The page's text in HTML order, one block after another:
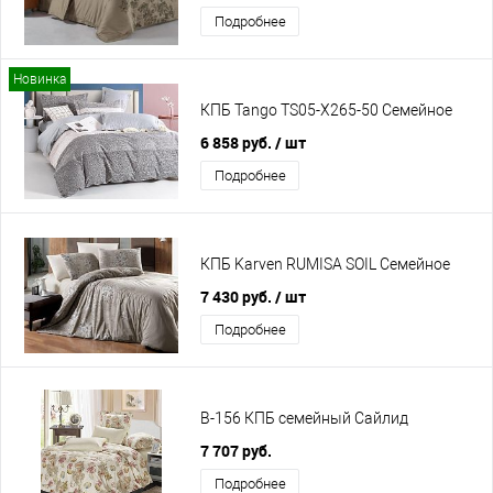
Подробнее
Новинка
КПБ Tango TS05-X265-50 Семейное
6 858 руб. / шт
Подробнее
КПБ Karven RUMISA SOIL Семейное
7 430 руб. / шт
Подробнее
B-156 КПБ семейный Сайлид
7 707 руб.
Подробнее